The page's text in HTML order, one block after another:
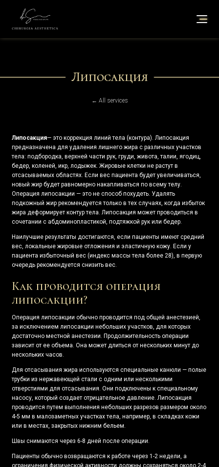
Липосакция
← All services
Липосакция— это коррекция линий тела (контура). Липосакция
предназначена для удаления лишнего жира с различных участков
тела: подбородка, верхней части рук, груди, живота, талии, ягодиц,
бедер, коленей, икр, лодыжек. Жировые клетки не растут в
отсасываемых областях. Если вес пациента будет увеличиваться,
новый жир будет равномерно накапливаться по всему телу.
Операция липосакции — это не способ похудеть. Удалять
подкожный жир рекомендуется только в тех случаях, когда избыток
жира деформирует контур тела. Липосакция может проводиться в
сочетании с абдоминопластикой, подтяжкой рук или бедер.
Наилучшие результаты достигаются, если пациенты имеют средний
вес, локальные жировые отложения и эластичную кожу. Если у
пациента избыточный вес (индекс массы тела более 28), в первую
очередь рекомендуется снизить вес.
Как проводится операция
липосакции?
Операция липосакции обычно проводится под общей анестезией,
за исключением липосакции небольших участков, для которых
достаточно местной анестезии. Продолжительность операции
зависит от ее объема. Она может длиться от нескольких минут до
нескольких часов.
Для отсасывания жира используются специальные канюли — полые
трубки из нержавеющей стали с одним или несколькими
отверстиями для отсасывания. Они подключены к специальному
насосу, который создает отрицательное давление. Липосакция
проводится путем выполнения небольших разрезов размером около
4-5 мм в малозаметных участках тела, например, в складках кожи
или в местах, закрытых нижним бельем.
Швы снимаются через 6-8 дней после операции.
Пациенты обычно возвращаются к работе через 1-2 недели, а
ограничения физической активности должны сохраняться около 2-4